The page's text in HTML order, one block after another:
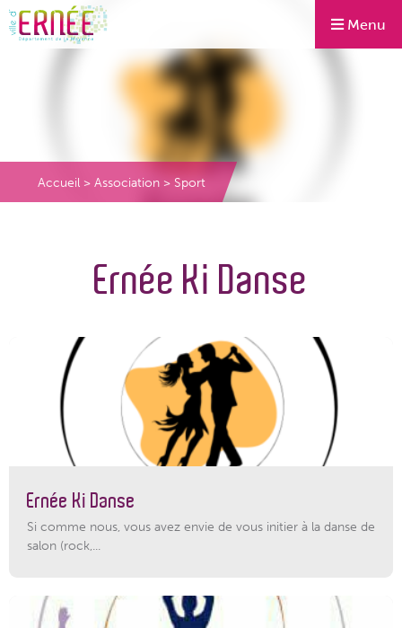
Menu
Accueil > Association > Sport
Ernée Ki Danse
Ernée Ki Danse
Si comme nous, vous avez envie de vous initier à la danse de
salon (rock,...